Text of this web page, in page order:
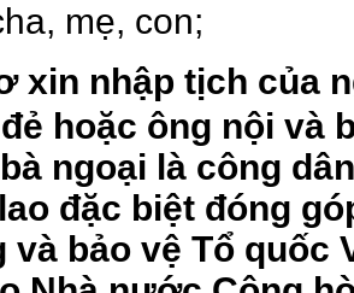
mẹ, con;
xin nhập tịch của
hoặc ông nội và
ngoại là công
đặc biệt đóng
và bảo vệ Tổ quốc